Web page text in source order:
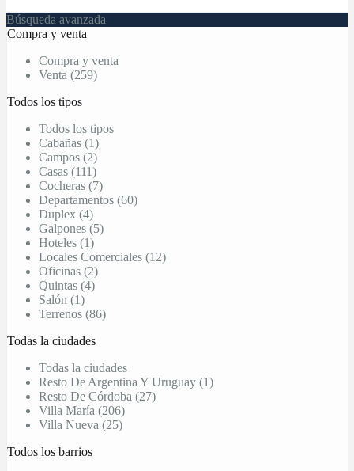
Búsqueda avanzada
Compra y venta
Compra y venta
Venta (259)
Todos los tipos
Todos los tipos
Cabañas (1)
Campos (2)
Casas (111)
Cocheras (7)
Departamentos (60)
Duplex (4)
Galpones (5)
Hoteles (1)
Locales Comerciales (12)
Oficinas (2)
Quintas (4)
Salón (1)
Terrenos (86)
Todas la ciudades
Todas la ciudades
Resto De Argentina Y Uruguay (1)
Resto De Córdoba (27)
Villa María (206)
Villa Nueva (25)
Todos los barrios